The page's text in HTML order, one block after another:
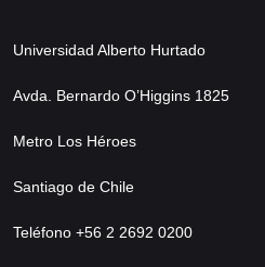
Universidad Alberto Hurtado
Avda. Bernardo O’Higgins 1825
Metro Los Héroes
Santiago de Chile
Teléfono +56 2 2692 0200